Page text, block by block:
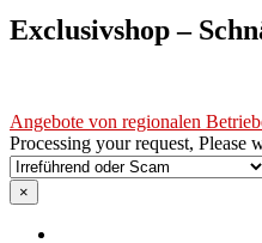
Exclusivshop –
Angebote von regionalen
Processing your request, Please
×